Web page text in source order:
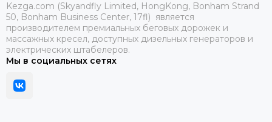
Kezga.com (Skyandfly Limited, HongKong, Bonham Strand
50, Bonham Business Center, 17fl) является
производителем премиальных беговых дорожек и
массажных кресел, доступных дизельных генераторов и
электрических штабелеров.
Мы в социальных сетях